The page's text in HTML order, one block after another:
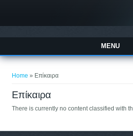
MENU
Home » Επίκαιρα
Επίκαιρα
There is currently no content classified with